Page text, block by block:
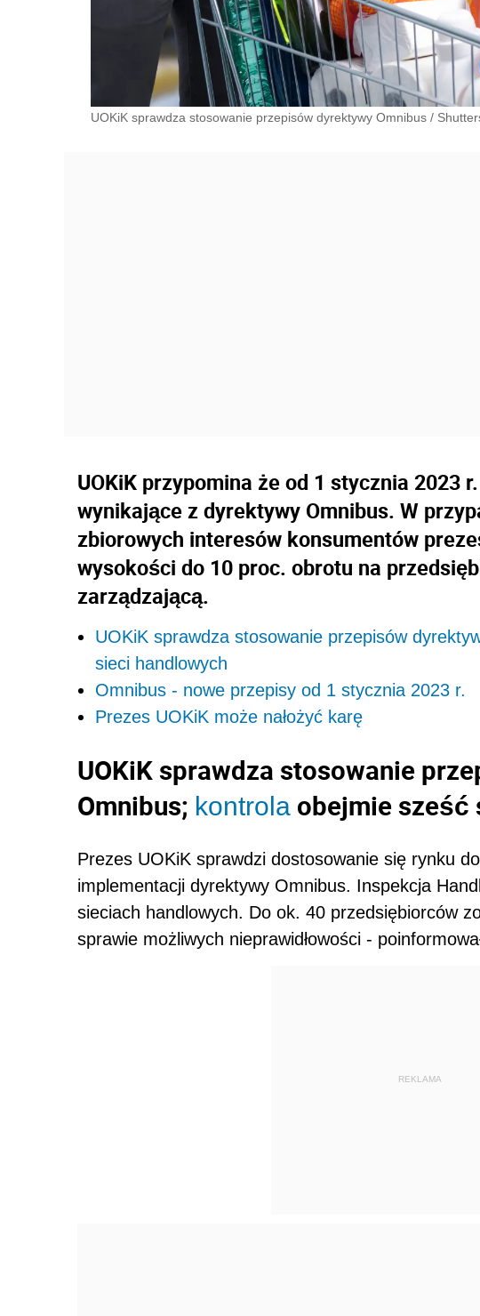
UOKiK sprawdza stosowanie przepisów dyrektywy Omnibus /
UOKiK przypomina że od 1 stycznia 2023
wynikające z dyrektywy Omnibus. W
zbiorowych interesów konsumentów
wysokości do 10 proc. obrotu na
zarządzającą.
UOKiK sprawdza stosowanie przepisów
sieci handlowych
Omnibus - nowe przepisy od 1 stycznia 2023 r.
Prezes UOKiK może nałożyć karę
UOKiK sprawdza stosowanie
Omnibus; kontrola obejmie sześć
Prezes UOKiK sprawdzi dostosowanie się rynku
implementacji dyrektywy Omnibus. Inspekcja
sieciach handlowych. Do ok. 40 przedsiębiorców
sprawie możliwych nieprawidłowości -
REKLAMA